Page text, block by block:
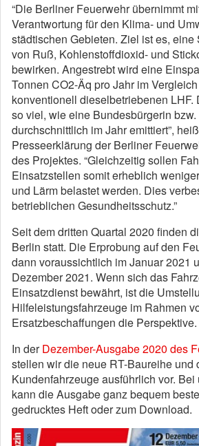
“Die Berliner Feuerwehr übernimmt
Verantwortung für den Klima- und
städtischen Gebieten. Ziel ist es, eine
von Ruß, Kohlenstoffdioxid- und
bewirken. Angestrebt wird eine
Tonnen CO2-Äq pro Jahr im
konventionell dieselbetriebenen LHF.
so viel, wie eine Bundesbürgerin
durchschnittlich im Jahr emittiert”,
Presseerklärung der Berliner
des Projektes. “Gleichzeitig sollen
Einsatzstellen somit erheblich
und Lärm belastet werden. Dies
betrieblichen Gesundheitsschutz.”
Seit dem dritten Quartal 2020 finden
Berlin statt. Die Erprobung auf den
dann voraussichtlich im Januar 2021
Dezember 2021. Wenn sich das
Einsatzdienst bewährt, ist die
Hilfeleistungsfahrzeuge im Rahmen
Ersatzbeschaffungen die Perspektive.
In derDezember-Ausgabe 2020 des
stellen wir die neue RT-Baureihe und
Kundenfahrzeuge ausführlich vor.
kann die Ausgabe ganz bequem
gedrucktes Heft oder zum Download.